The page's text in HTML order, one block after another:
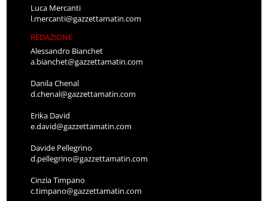
Luca Mercanti
l.mercanti@gazzettamatin.com
REDAZIONE
Alessandro Bianchet
a.bianchet@gazzettamatin.com
Danila Chenal
d.chenal@gazzettamatin.com
Erika David
e.david@gazzettamatin.com
Davide Pellegrino
d.pellegrino@gazzettamatin.com
Cinzia Timpano
c.timpano@gazzettamatin.com